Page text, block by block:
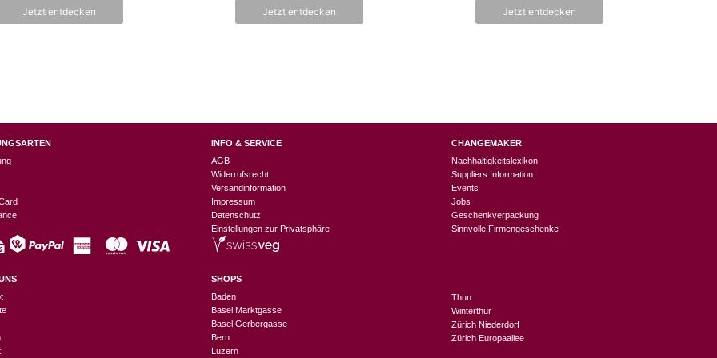
5
Jetzt entdecken
5
Jetzt entdecken
5
Jetzt entdecken
INFO & SERVICE
AGB
Widerrufsrecht
Versandinformation
Impressum
Datenschutz
Einstellungen zur Privatsphäre
SHOPS
Baden
Basel Marktgasse
Basel Gerbergasse
Bern
Luzern
CHANGEMAKER
Nachhaltigkeitslexikon
Suppliers Information
Events
Jobs
Geschenkverpackung
Sinnvolle Firmengeschenke
Thun
Winterthur
Zürich Niederdorf
Zürich Europaallee